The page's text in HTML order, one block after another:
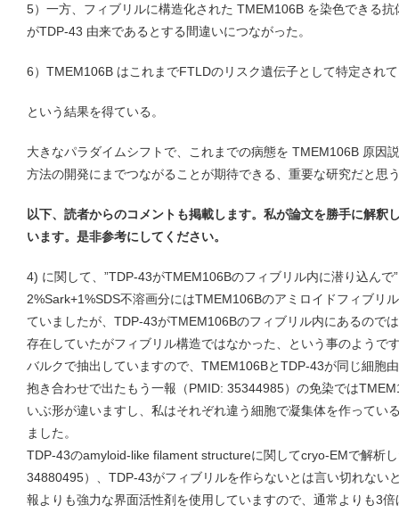
5）一方、フィブリルに構造化された TMEM106B を染色できる
がTDP-43 由来であるとする間違いにつながった。
6）TMEM106B はこれまでFTLDのリスク遺伝子として特定され
という結果を得ている。
大きなパラダイムシフトで、これまでの病態を TMEM106B 原因
方法の開発にまでつながることが期待できる、重要な研究だと思
以下、読者からのコメントも掲載します。私が論文を勝手に解釈
います。是非参考にしてください。
4) に関して、”TDP-43がTMEM106Bのフィブリル内に潜り込んで
2%Sark+1%SDS不溶画分にはTMEM106Bのアミロイドフィブリ
ていましたが、TDP-43がTMEM106Bのフィブリル内にあるので
存在していたがフィブリル構造ではなかった、という事のようで
バルクで抽出していますので、TMEM106BとTDP-43が同じ細胞
抱き合わせで出たもう一報（PMID: 35344985）の免染では
いぶ形が違いますし、私はそれぞれ違う細胞で凝集体を作ってい
ました。
TDP-43のamyloid-like filament structureに関してcryo-EMで解析
34880495）、TDP-43がフィブリルを作らないとは言い切れない
報よりも強力な界面活性剤を使用していますので、通常よりも3